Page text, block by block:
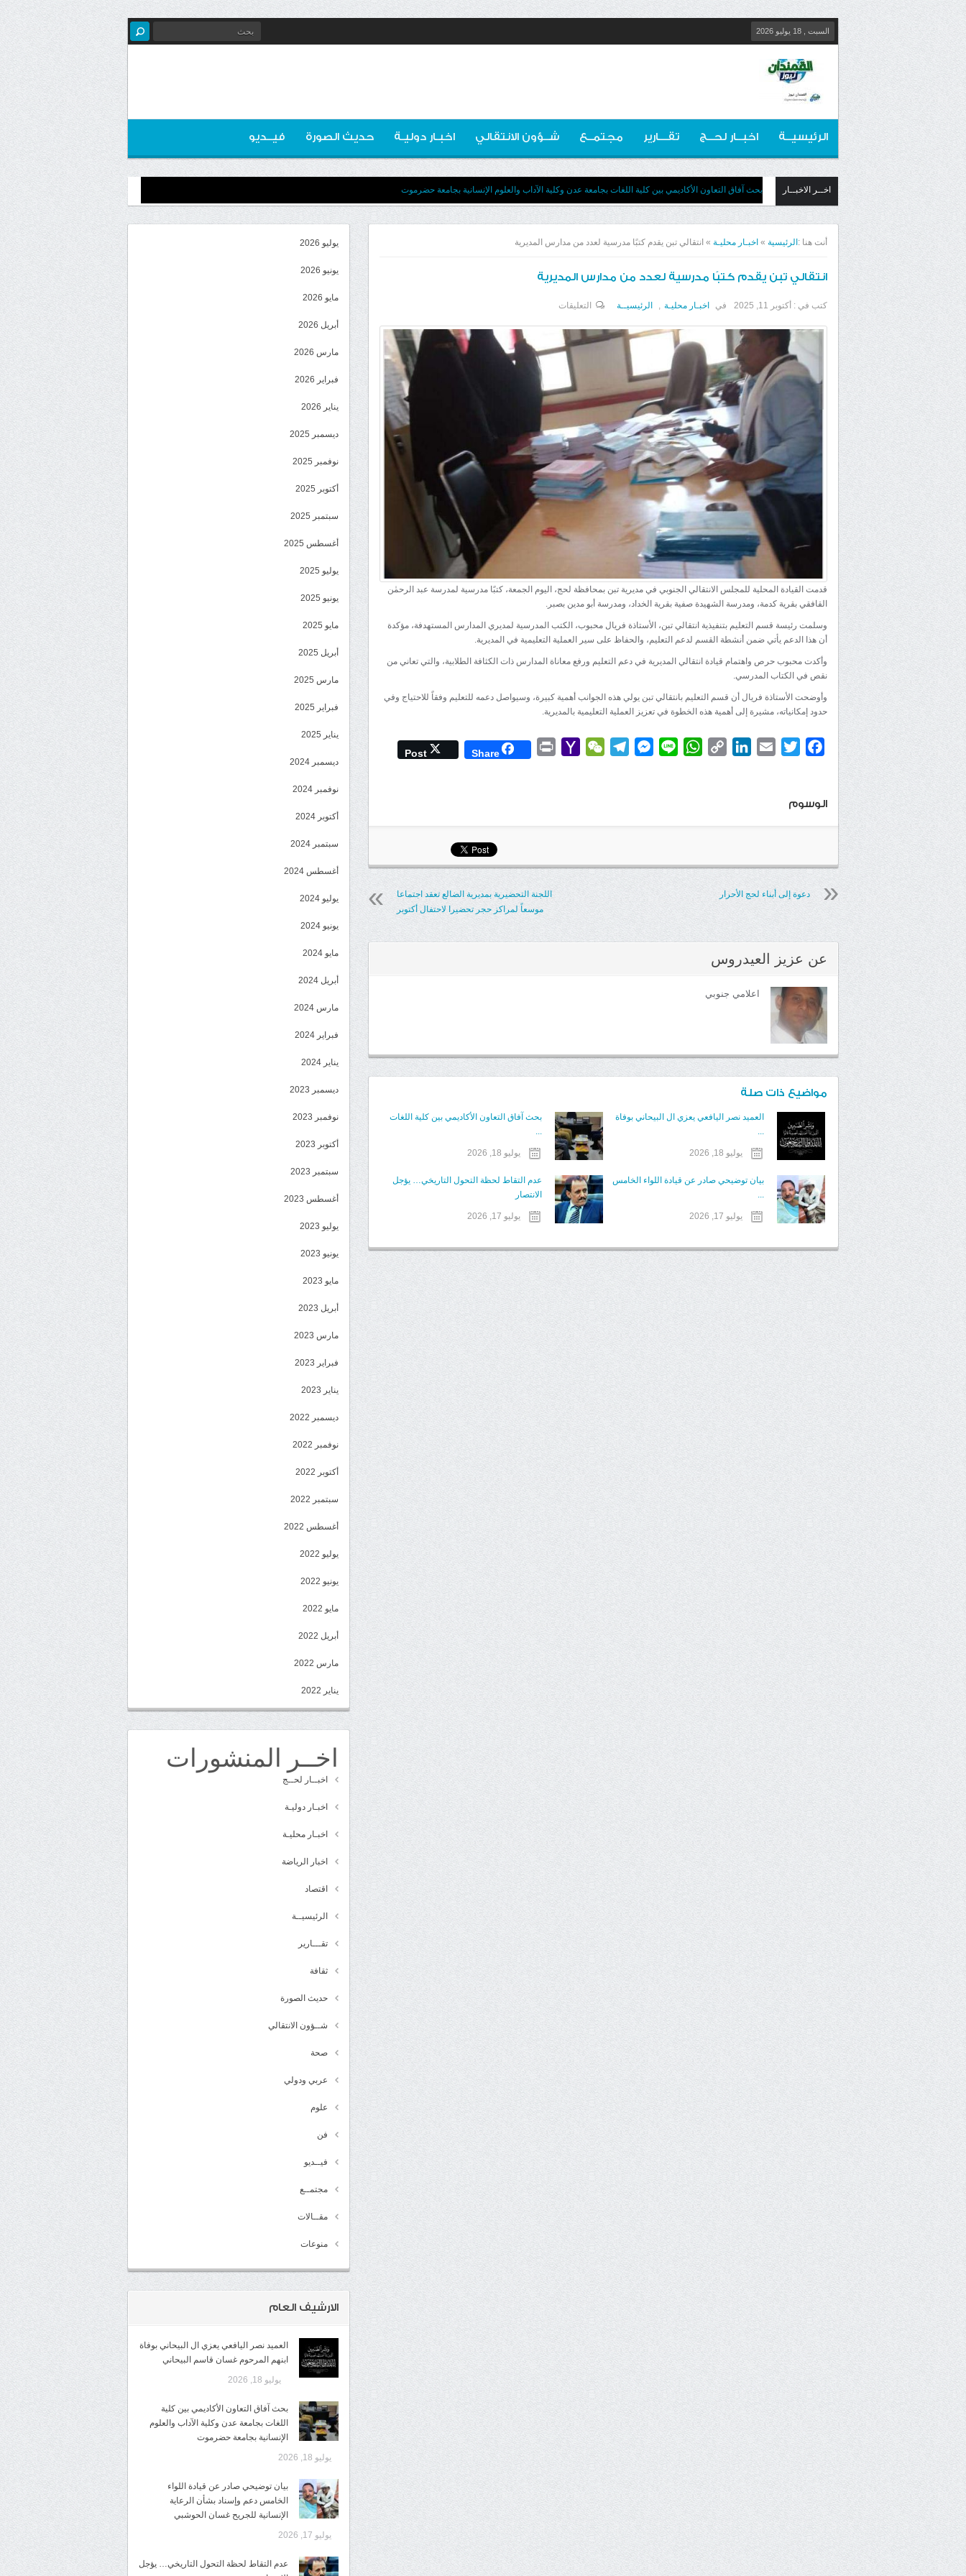
السبت , 18 يوليو 2026
الرئيسيــة اخبــار لحــج تقـــارير مجتمــع شــؤون الانتقالي اخبـار دوليـة حديث الصورة فيــديو
اخــر الاخبــار بحث آفاق التعاون الأكاديمي بين كلية اللغات بجامعة عدن وكلية الآداب والعلوم الإنسانية بجامعة حضرموت
أنت هنا : الرئيسية » اخبـار محليـة » انتقالي تبن يقدم كتبًا مدرسية لعدد من مدارس المديرية
انتقالي تبن يقدم كتبًا مدرسية لعدد من مدارس المديرية
كتب في : أكتوبر 11, 2025 في اخبـار محليـة , الرئيسيــة التعليقات
يقدم
مدرسية
لعدد
من
مدارس
المديرية
مغلقة
قدمت القيادة المحلية للمجلس الانتقالي الجنوبي في مديرية تبن بمحافظة لحج، اليوم الجمعة، كتبًا مدرسية لمدرسة عبد الرحمٰن
القافقي بقرية كدمة، ومدرسة الشهيدة صفية بقرية الخداد، ومدرسة أبو مدين بصبر.
وسلمت رئيسة قسم التعليم بتنفيذية انتقالي تبن، الأستاذة فريال محبوب، الكتب المدرسية لمديري المدارس المستهدفة، مؤكدة
أن هذا الدعم يأتي ضمن أنشطة القسم لدعم التعليم، والحفاظ على سير العملية التعليمية في المديرية.
وأكدت محبوب حرص واهتمام قيادة انتقالي المديرية في دعم التعليم ورفع معاناة المدارس ذات الكثافة الطلابية، والتي تعاني من
نقص في الكتاب المدرسي.
وأوضحت الأستاذة فريال أن قسم التعليم بانتقالي تبن يولي هذه الجوانب أهمية كبيرة، وسيواصل دعمه للتعليم وفقاً للاحتياج وفي
حدود إمكانياته، مشيرة إلى أهمية هذه الخطوة في تعزيز العملية التعليمية بالمديرية.
Facebook
Twitter
Email
LinkedIn
Copy
WhatsApp
Line
Messenger
Telegram
WeChat
Yahoo
Print
Share
Post
الوسوم
اللجنة التحضيرية بمديرية الضالع تعقد اجتماعا
موسعاً لمراكز حجر تحضيرا لاحتفال أكتوبر
دعوة إلى أبناء لحج الأحرار
عن عزيز العيدروس
اعلامي جنوبي
مواضيع ذات صلة
العميد نصر اليافعي يعزي ال البيحاني بوفاة
يوليو 18, 2026
بحث آفاق التعاون الأكاديمي بين كلية اللغات
يوليو 18, 2026
​بيان توضيحي صادر عن قيادة اللواء الخامس
يوليو 17, 2026
عدم التقاط لحظة التحول التاريخي… يؤجل
الانتصار
يوليو 17, 2026
يوليو 2026
يونيو 2026
مايو 2026
أبريل 2026
مارس 2026
فبراير 2026
يناير 2026
ديسمبر 2025
نوفمبر 2025
أكتوبر 2025
سبتمبر 2025
أغسطس 2025
يوليو 2025
يونيو 2025
مايو 2025
أبريل 2025
مارس 2025
فبراير 2025
يناير 2025
ديسمبر 2024
نوفمبر 2024
أكتوبر 2024
سبتمبر 2024
أغسطس 2024
يوليو 2024
يونيو 2024
مايو 2024
أبريل 2024
مارس 2024
فبراير 2024
يناير 2024
ديسمبر 2023
نوفمبر 2023
أكتوبر 2023
سبتمبر 2023
أغسطس 2023
يوليو 2023
يونيو 2023
مايو 2023
أبريل 2023
مارس 2023
فبراير 2023
يناير 2023
ديسمبر 2022
نوفمبر 2022
أكتوبر 2022
سبتمبر 2022
أغسطس 2022
يوليو 2022
يونيو 2022
مايو 2022
أبريل 2022
مارس 2022
يناير 2022
اخــر المنشورات
اخبــار لحــج
اخبـار دوليـة
اخبـار محليـة
اخبار الرياضة
اقتصاد
الرئيسيــة
تقـــارير
ثقافة
حديث الصورة
شــؤون الانتقالي
صحة
عربي ودولي
علوم
فن
فيــديو
مجتمــع
مقــالات
منوعات
الارشيف العام
العميد نصر اليافعي يعزي ال البيحاني بوفاة
ابنهم المرحوم غسان قاسم البيحاني
يوليو 18, 2026
بحث آفاق التعاون الأكاديمي بين كلية
اللغات بجامعة عدن وكلية الآداب والعلوم
الإنسانية بجامعة حضرموت
يوليو 18, 2026
​بيان توضيحي صادر عن قيادة اللواء
الخامس دعم وإسناد بشأن الرعاية
الإنسانية للجريح غسان الحوشبي
يوليو 17, 2026
عدم التقاط لحظة التحول التاريخي… يؤجل